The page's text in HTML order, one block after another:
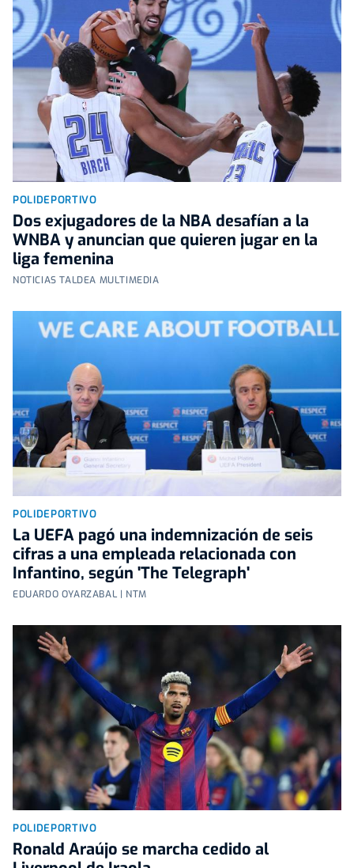
POLIDEPORTIVO
Dos exjugadores de la NBA desafían a la
WNBA y anuncian que quieren jugar en la
liga femenina
NOTICIAS TALDEA MULTIMEDIA
POLIDEPORTIVO
La UEFA pagó una indemnización de seis
cifras a una empleada relacionada con
Infantino, según 'The Telegraph'
EDUARDO OYARZABAL | NTM
POLIDEPORTIVO
Ronald Araújo se marcha cedido al